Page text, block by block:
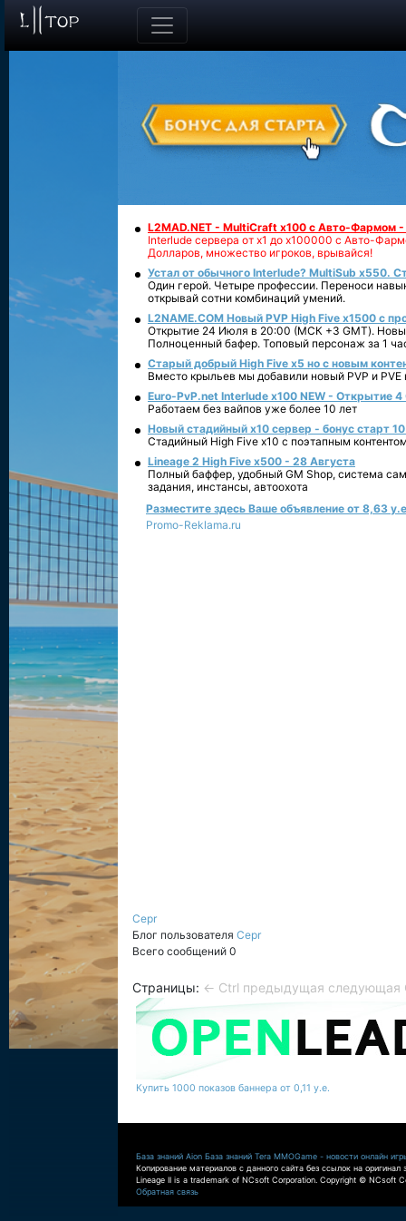
L2MAD.NET - MultiCraft x100 с Авто-Фармом
Interlude сервера от х1 до х100000 с Авто-
Долларов, множество игроков, врывайся!
Устал от обычного Interlude? MultiSub x550.
Один герой. Четыре профессии. Переноси
открывай сотни комбинаций умений.
L2NAME.COM Новый PVP High Five x1500 с
Открытие 24 Июля в 20:00 (МСК +3 GMT).
Полноценный бафер. Топовый персонаж за 1
Старый добрый High Five x5 но с новым
Вместо крыльев мы добавили новый PVP и PVE
Euro-PvP.net Interlude х100 NEW - Открытие 4
Работаем без вайпов уже более 10 лет
Новый стадийный х10 сервер - бонус старт
Стадийный High Five x10 с поэтапным
Lineage 2 High Five x500 - 28 Августа
Полный баффер, удобный GM Shop, система
задания, инстансы, автоохота
Разместите здесь Ваше объявление от 8,63
Promo-Reklama.ru
Cepr
Блог пользователя Cepr
Всего сообщений 0
Страницы: ← Ctrl предыдущая следующая
Купить 1000 показов баннера от 0,11 у.е.
База знаний Aion База знаний Tera MMOGame - новости онлайн
Копирование материалов с данного сайта без ссылок на оригинал
Lineage II is a trademark of NCsoft Corporation. Copyright © NCsoft
Обратная связь